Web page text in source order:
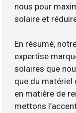
nous pour
solaire et
En résumé,
expertise
solaires que
que du matériel
en matière de
mettons